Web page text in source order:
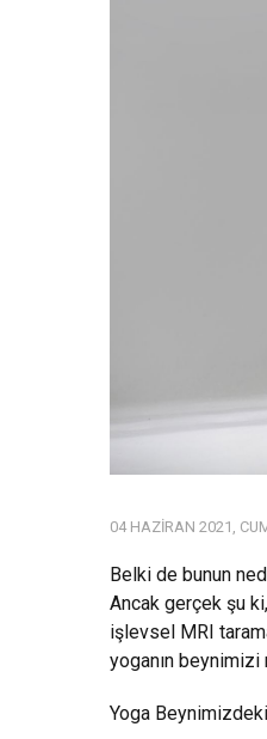
04 HAZIRAN 2021,
Belki de bunun
Ancak gerçek şu
işlevsel MRI
yoganın
Yoga